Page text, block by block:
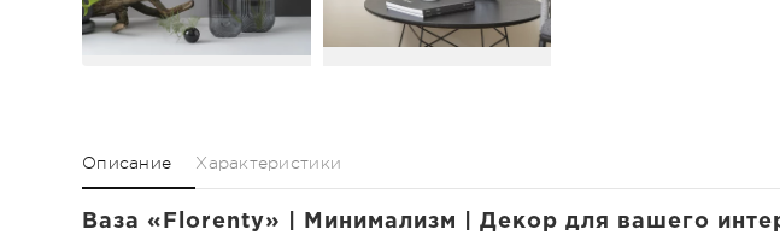
Описание Характеристики
Ваза «Florenty» | Минимализм | Декор для вашего